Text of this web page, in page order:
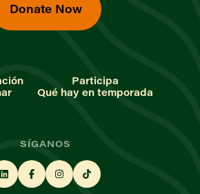
Donate Now
Participa
Qué hay en temporada
SÍGANOS